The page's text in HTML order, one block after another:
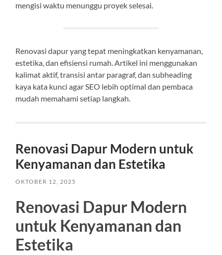
mengisi waktu menunggu proyek selesai.
Renovasi dapur yang tepat meningkatkan kenyamanan,
estetika, dan efisiensi rumah. Artikel ini menggunakan
kalimat aktif, transisi antar paragraf, dan subheading
kaya kata kunci agar SEO lebih optimal dan pembaca
mudah memahami setiap langkah.
Renovasi Dapur Modern untuk
Kenyamanan dan Estetika
OKTOBER 12, 2025
Renovasi Dapur Modern
untuk Kenyamanan dan
Estetika